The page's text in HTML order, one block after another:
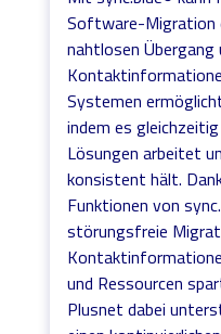
Software-Migration
nahtlosen
Systemen
indem es
Lösungen arbeitet
konsistent hält.
Funktionen von
störungsfreie
und Ressourcen
Plusnet dabei